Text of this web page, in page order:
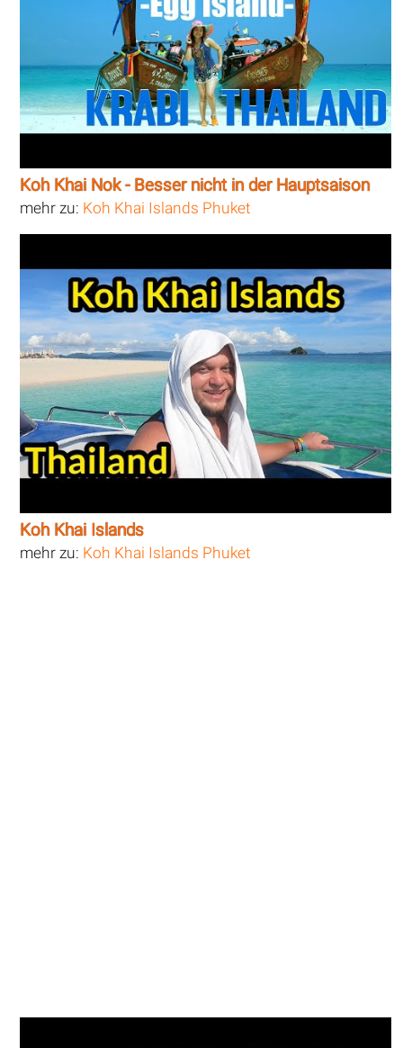
Koh Khai Nok - Besser nicht in der Hauptsaison
mehr zu: Koh Khai Islands Phuket
Koh Khai Islands
mehr zu: Koh Khai Islands Phuket